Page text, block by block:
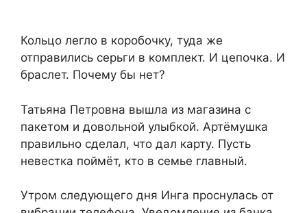
Кольцо легло в коробочку, туда же
отправились серьги в комплект. И цепочка. И
браслет. Почему бы нет?
Татьяна Петровна вышла из магазина с
пакетом и довольной улыбкой. Артёмушка
правильно сделал, что дал карту. Пусть
невестка поймёт, кто в семье главный.
Утром следующего дня Инга проснулась от